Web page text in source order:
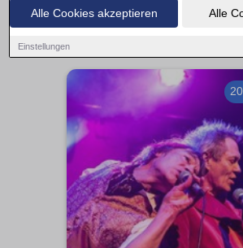
Alle Cookies akzeptieren Alle
Einstellungen
hier finden alles im Überblick und